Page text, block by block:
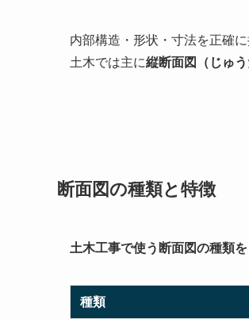
内部構造・形状・寸法を正確
土木では主に縦断面図（じゅう
断面図の種類と特徴
土木工事で使う断面図の種類を
種類